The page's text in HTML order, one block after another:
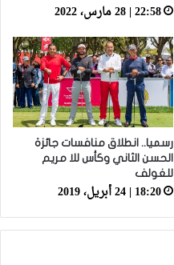
22:58 | 28 مارس، 2022
رسميا.. انطلاق منافسات جائزة
الحسن الثاني وكأس للا مريم
للغولف
18:20 | 24 أبريل، 2019